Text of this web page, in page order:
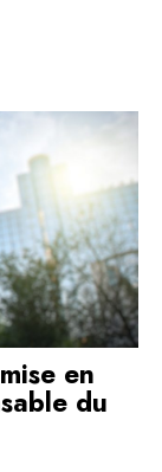
en
du